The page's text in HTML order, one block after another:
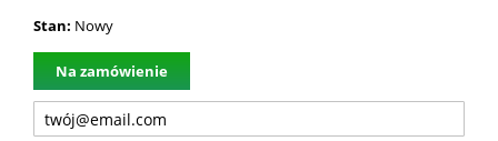
Stan: Nowy
Na zamówienie